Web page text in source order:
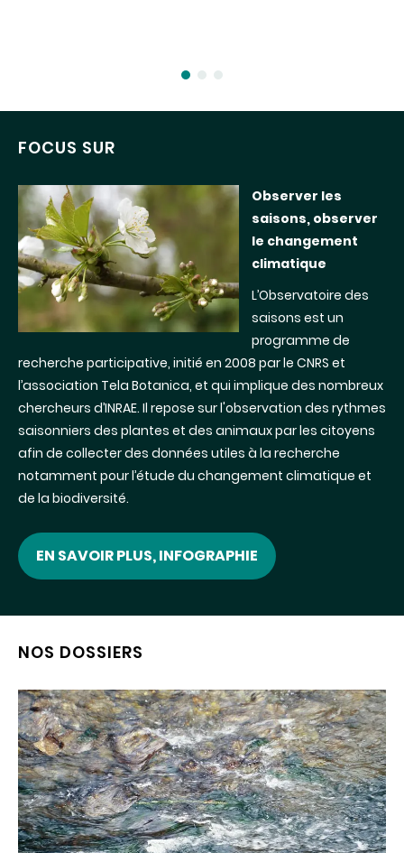
FOCUS SUR
Observer les
saisons, observer
le changement
climatique
L’Observatoire des
saisons est un
programme de
recherche participative, initié en 2008 par le CNRS et
l’association Tela Botanica, et qui implique des nombreux
chercheurs d’INRAE. Il repose sur l'observation des rythmes
saisonniers des plantes et des animaux par les citoyens
afin de collecter des données utiles à la recherche
notamment pour l’étude du changement climatique et
de la biodiversité.
EN SAVOIR PLUS, INFOGRAPHIE
NOS DOSSIERS